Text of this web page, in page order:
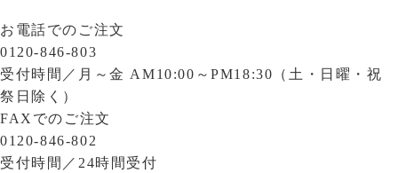
お電話でのご注文
0120-846-803
受付時間／ 月～金 AM10:00～PM18:30（土・日曜・祝
祭日除く）
FAXでのご注文
0120-846-802
受付時間／ 24時間受付